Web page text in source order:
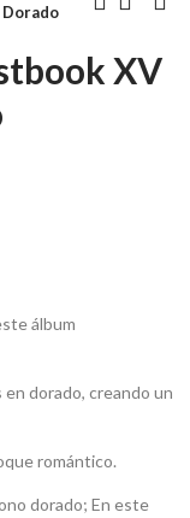
Dorado
XV
álbum
dorado, creando un
romántico.
dorado; En este